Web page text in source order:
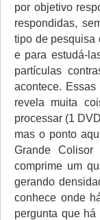
por objetivo
respondidas,
tipo de pesquisa
e para estudá-
partículas
acontece.
revela muita
processar (1
mas o ponto
Grande
comprime um
gerando
conhece onde
pergunta que